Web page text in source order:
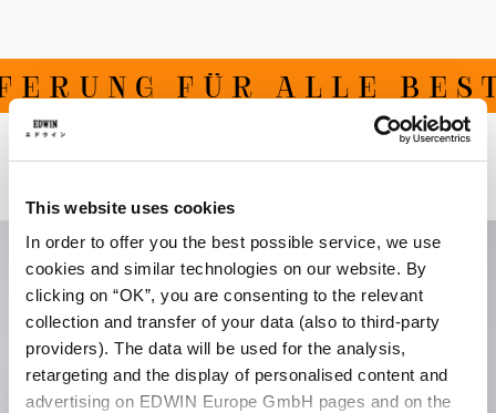
This website uses cookies
In order to offer you the best possible service, we use
cookies and similar technologies on our website. By
clicking on “OK”, you are consenting to the relevant
collection and transfer of your data (also to third-party
providers). The data will be used for the analysis,
retargeting and the display of personalised content and
advertising on EDWIN Europe GmbH pages and on the
FÜR ALLE